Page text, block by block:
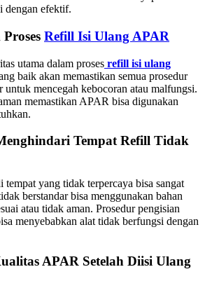
dengan efektif.
Refill Isi Ulang APAR
utama dalam proses refill isi ulang
baik akan memastikan semua prosedur
untuk mencegah kebocoran atau malfungsi.
memastikan APAR bisa digunakan
Tempat Refill Tidak
yang tidak terpercaya bisa sangat
berstandar bisa menggunakan bahan
atau tidak aman. Prosedur pengisian
menyebabkan alat tidak berfungsi dengan
APAR Setelah Diisi Ulang